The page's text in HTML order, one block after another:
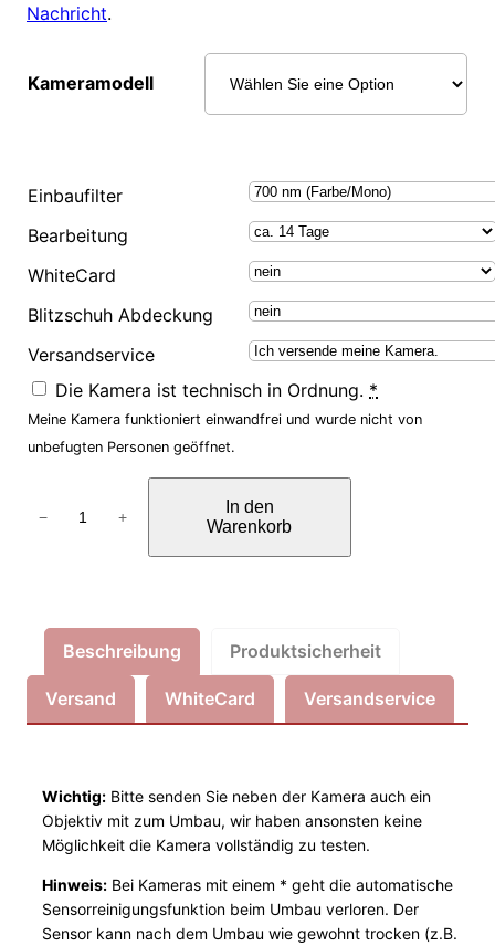
Nachricht.
Kameramodell
Einbaufilter
Bearbeitung
WhiteCard
Blitzschuh Abdeckung
Versandservice
Die Kamera ist technisch in Ordnung. *
Meine Kamera funktioniert einwandfrei und wurde nicht von
unbefugten Personen geöffnet.
t
− +
In den
Warenkorb
Beschreibung Produktsicherheit
Versand WhiteCard Versandservice
Wichtig: Bitte senden Sie neben der Kamera auch ein
Objektiv mit zum Umbau, wir haben ansonsten keine
Möglichkeit die Kamera vollständig zu testen.
Hinweis: Bei Kameras mit einem * geht die automatische
Sensorreinigungsfunktion beim Umbau verloren. Der
Sensor kann nach dem Umbau wie gewohnt trocken (z.B.